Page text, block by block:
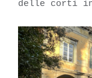
delle corti